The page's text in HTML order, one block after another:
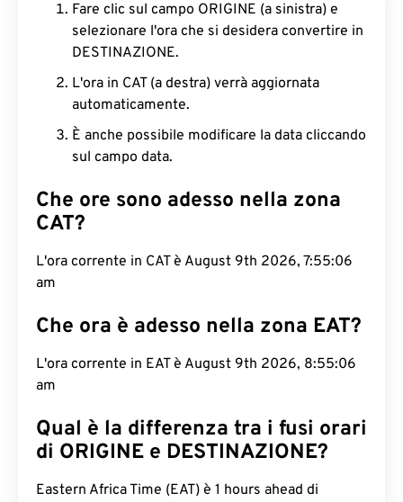
Fare clic sul campo ORIGINE (a sinistra) e
selezionare l'ora che si desidera convertire in
DESTINAZIONE.
L'ora in CAT (a destra) verrà aggiornata
automaticamente.
È anche possibile modificare la data cliccando
sul campo data.
Che ore sono adesso nella zona
CAT?
L'ora corrente in CAT è August 9th 2026, 7:55:06
am
Che ora è adesso nella zona EAT?
L'ora corrente in EAT è August 9th 2026, 8:55:06
am
Qual è la differenza tra i fusi orari
di ORIGINE e DESTINAZIONE?
Eastern Africa Time (EAT) è 1 hours ahead di